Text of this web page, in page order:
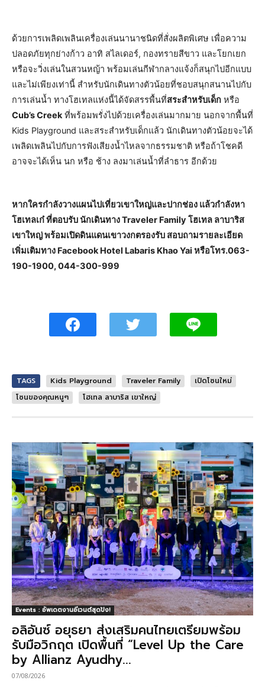
ด้วยการเพลิดเพลินเครื่องเล่นนานาชนิดที่สั่งผลิตพิเศษ เพื่อความ
ปลอดภัยทุกย่างก้าว อาทิ สไลเดอร์, กองทรายสีขาว และโยกเยก
หรือจะวิ่งเล่นในสวนหญ้า พร้อมเล่นกีฬากลางแจ้งก็สนุกไปอีกแบบ
และไม่เพียงเท่านี้ สำหรับนักเดินทางตัวน้อยที่ชอบสนุกสนานไปกับ
การเล่นน้ำ ทางโฮเทลแห่งนี้ได้จัดสรรพื้นที่สระสำหรับเด็ก หรือ
Cub’s Creek ที่พร้อมพรั่งไปด้วยเครื่องเล่นมากมาย นอกจากพื้นที่
Kids Playground และสระสำหรับเด็กแล้ว นักเดินทางตัวน้อยจะได้
เพลิดเพลินไปกับการฟังเสียงน้ำไหลจากธรรมชาติ หรือถ้าโชคดี
อาจจะได้เห็น นก หรือ ช้าง ลงมาเล่นน้ำที่ลำธาร อีกด้วย
หากใครกำลังวางแผนไปเที่ยวเขาใหญ่และปากช่อง แล้วกำลังหา
โฮเทลเก๋ ที่ตอบรับ นักเดินทาง Traveler Family โฮเทล ลาบาริส
เขาใหญ่ พร้อมเปิดดินแดนเขาวงกตรองรับ สอบถามรายละเอียด
เพิ่มเติมทาง Facebook Hotel Labaris Khao Yai หรือโทร.063-
190-1900, 044-300-999
TAGS Kids Playground Traveler Family
เปิดโซนใหม่
โซนของคุณหนูๆ
โฮเทล ลาบาริส เขาใหญ่
Events : อัพเดตงานอีเวนต์สุดปัง!
อลิอันซ์ อยุธยา ส่งเสริมคนไทยเตรียมพร้อม
รับมือวิกฤต เปิดพื้นที่ “Level Up the Care
by Allianz Ayudhy...
07/08/2026